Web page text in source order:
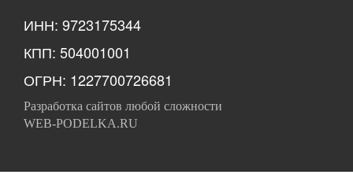
ИНН: 9723175344
КПП: 504001001
ОГРН: 1227700726681
Разработка сайтов любой сложности
WEB-PODELKA.RU